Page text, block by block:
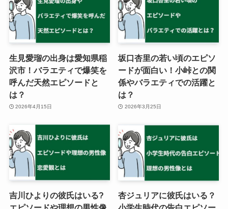
生見愛瑠の出身は愛知県稲
沢市！バラエティで爆笑を
呼んだ天然エピソードと
は？
2026年4月15日
坂口杏里の若い頃のエピソ
ードが面白い！小峠との関
係やバラエティでの活躍と
は？
2026年3月25日
吉川ひよりの彼氏はいる?
杏ジュリアに彼氏はいる？